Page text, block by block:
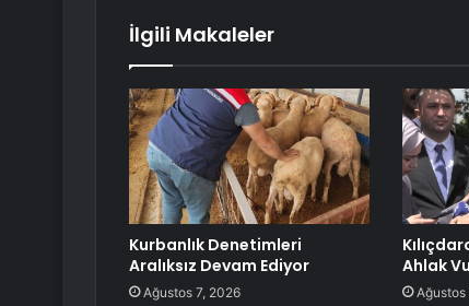
İlgili Makaleler
Kurbanlık Denetimleri
Aralıksız Devam Ediyor
Ağustos 7, 2026
Ahlak
Ağustos